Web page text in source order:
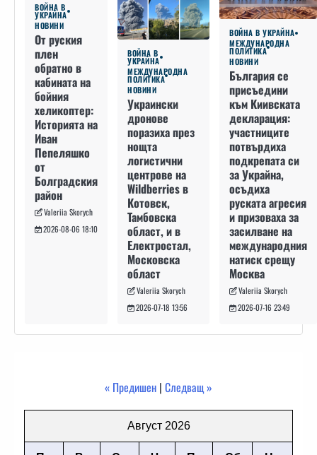
ВОЙНА В
УКРАЙНА
НОВИНИ
От руския
плен
обратно в
кабината на
бойния
хеликоптер:
Историята на
Иван
Пепеляшко
от
Болградския
район
Valeriia Skorych
2026-08-06 18:10
ВОЙНА В
УКРАЙНА
МЕЖДУНАРОДНА
ПОЛИТИКА
НОВИНИ
Украински
дронове
поразиха през
нощта
логистични
центрове на
Wildberries в
Котовск,
Тамбовска
област, и в
Електростал,
Московска
област
Valeriia Skorych
2026-07-18 13:56
ВОЙНА В УКРАЙНА
МЕЖДУНАРОДНА
ПОЛИТИКА
НОВИНИ
България се
присъедини
към Киивската
декларация:
участниците
потвърдиха
подкрепата си
за Украйна,
осъдиха
руската агресия
и призоваха за
засилване на
международния
натиск срещу
Москва
Valeriia Skorych
2026-07-16 23:49
« Предишен | Следващ »
Август 2026